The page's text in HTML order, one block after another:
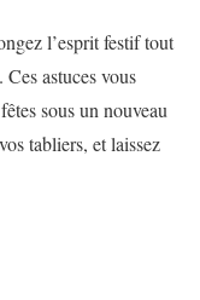
l’esprit festif tout
astuces vous
sous un nouveau
tabliers, et laissez